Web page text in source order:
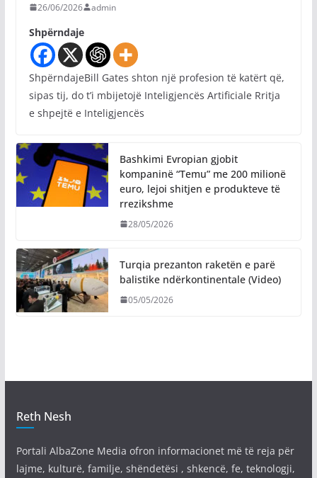
26/06/2026 admin
Shpërndaje
ShpërndajeBill Gates shton një profesion të katërt që,
sipas tij, do t’i mbijetojë Inteligjencës Artificiale Rritja
e shpejtë e Inteligjencës
Bashkimi Evropian gjobit
kompaninë “Temu” me 200 milionë
euro, lejoi shitjen e produkteve të
rrezikshme
28/05/2026
Turqia prezanton raketën e parë
balistike ndërkontinentale (Video)
05/05/2026
Reth Nesh
Portali AlbaZone Media ofron informacionet më të reja për
lajme, kulturë, familje, shëndetësi , shkencë, fe, teknologji,